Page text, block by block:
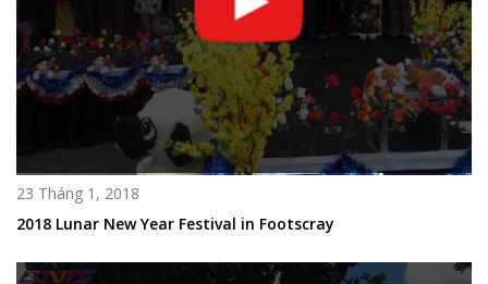
23 Tháng 1, 2018
2018 Lunar New Year Festival in Footscray